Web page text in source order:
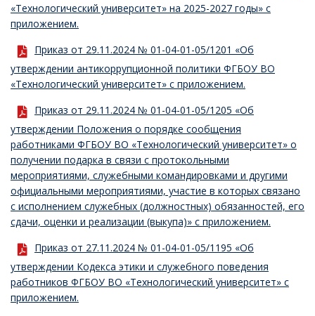
«Технологический университет» на 2025-2027 годы» с
приложением.
Приказ от 29.11.2024 № 01-04-01-05/1201 «Об
утверждении антикоррупционной политики ФГБОУ ВО
«Технологический университет» с приложением.
Приказ от 29.11.2024 № 01-04-01-05/1205 «Об
утверждении Положения о порядке сообщения
работниками ФГБОУ ВО «Технологический университет» о
получении подарка в связи с протокольными
мероприятиями, служебными командировками и другими
официальными мероприятиями, участие в которых связано
с исполнением служебных (должностных) обязанностей, его
сдачи, оценки и реализации (выкупа)» с приложением.
Приказ от 27.11.2024 № 01-04-01-05/1195 «Об
утверждении Кодекса этики и служебного поведения
работников ФГБОУ ВО «Технологический университет» с
приложением.